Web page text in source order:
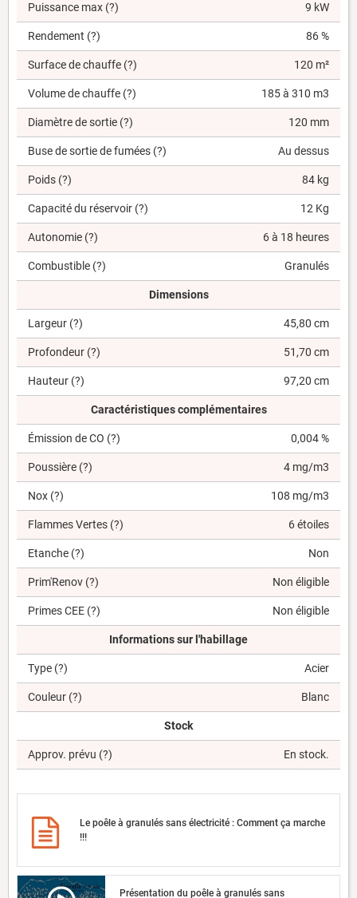
Puissance max (?) 9 kW
Rendement (?) 86 %
Surface de chauffe (?) 120 m²
Volume de chauffe (?) 185 à 310 m3
Diamètre de sortie (?) 120 mm
Buse de sortie de fumées (?) Au dessus
Poids (?) 84 kg
Capacité du réservoir (?) 12 Kg
Autonomie (?) 6 à 18 heures
Combustible (?) Granulés
Dimensions
Largeur (?) 45,80 cm
Profondeur (?) 51,70 cm
Hauteur (?) 97,20 cm
Caractéristiques complémentaires
Émission de CO (?) 0,004 %
Poussière (?) 4 mg/m3
Nox (?) 108 mg/m3
Flammes Vertes (?) 6 étoiles
Etanche (?) Non
Prim'Renov (?) Non éligible
Primes CEE (?) Non éligible
Informations sur l'habillage
Type (?) Acier
Couleur (?) Blanc
Stock
Approv. prévu (?) En stock.
Le poêle à granulés sans électricité : Comment ça marche
!!!
Présentation du poêle à granulés sans